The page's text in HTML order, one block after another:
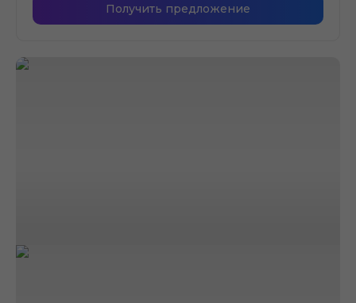
Получить предложение